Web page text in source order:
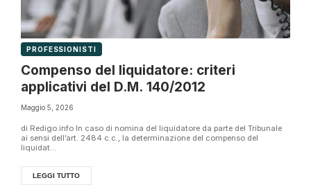
PROFESSIONISTI
Compenso del liquidatore: criteri
applicativi del D.M. 140/2012
Maggio 5, 2026
di Redigo.info In caso di nomina del liquidatore da parte del Tribunale
ai sensi dell’art. 2484 c.c., la determinazione del compenso del
liquidat...
LEGGI TUTTO